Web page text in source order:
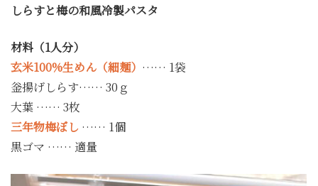
しらすと梅の和風冷製パスタ
材料（1人分）
玄米100%生めん（細麺） …… 1袋
釡揚げしらす…… 30ｇ
大葉 …… 3枚
三年物梅ぼし …… 1個
黒ゴマ …… 適量